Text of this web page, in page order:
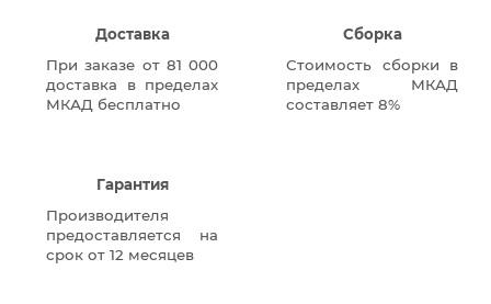
Доставка
При заказе от 81 000
доставка в пределах
МКАД бесплатно
Сборка
Стоимость сборки в
пределах МКАД
составляет 8%
Гарантия
Производителя
предоставляется на
срок от 12 месяцев